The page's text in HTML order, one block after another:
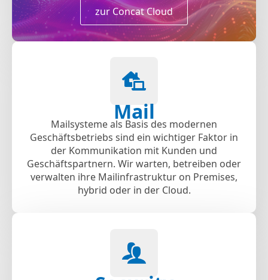
zur Concat Cloud
Mail
Mailsysteme als Basis des modernen
Geschäftsbetriebs sind ein wichtiger Faktor in
der Kommunikation mit Kunden und
Geschäftspartnern. Wir warten, betreiben oder
verwalten ihre Mailinfrastruktur on Premises,
hybrid oder in der Cloud.